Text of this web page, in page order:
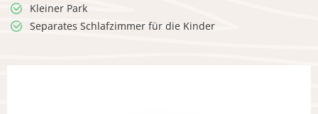
Kleiner Park
Separates Schlafzimmer für die Kinder